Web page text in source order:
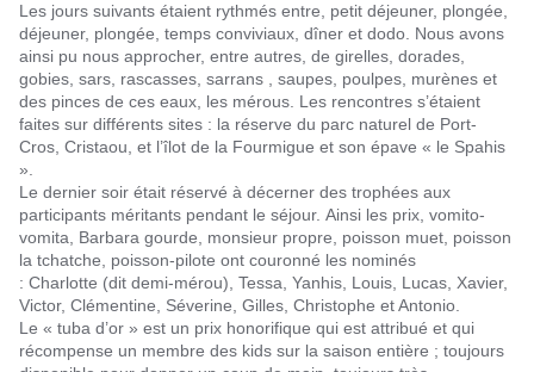
Les jours suivants étaient rythmés entre, petit déjeuner, plongée,
déjeuner, plongée, temps conviviaux, dîner et dodo. Nous avons
ainsi pu nous approcher, entre autres, de girelles, dorades,
gobies, sars, rascasses, sarrans , saupes, poulpes, murènes et
des pinces de ces eaux, les mérous. Les rencontres s’étaient
faites sur différents sites : la réserve du parc naturel de Port-
Cros, Cristaou, et l’îlot de la Fourmigue et son épave « le Spahis
».
Le dernier soir était réservé à décerner des trophées aux
participants méritants pendant le séjour. Ainsi les prix, vomito-
vomita, Barbara gourde, monsieur propre, poisson muet, poisson
la tchatche, poisson-pilote ont couronné les nominés
: Charlotte (dit demi-mérou), Tessa, Yanhis, Louis, Lucas, Xavier,
Victor, Clémentine, Séverine, Gilles, Christophe et Antonio.
Le « tuba d’or » est un prix honorifique qui est attribué et qui
récompense un membre des kids sur la saison entière ; toujours